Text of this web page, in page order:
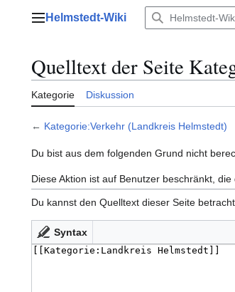
Hauptmenü
Helmstedt-Wiki
Quelltext der Seite
Kategorie Diskussion
← Kategorie:Verkehr (Landkreis Helmstedt)
Du bist aus dem folgenden Grund nicht
Diese Aktion ist auf Benutzer beschränkt, die
Du kannst den Quelltext dieser Seite
Syntax